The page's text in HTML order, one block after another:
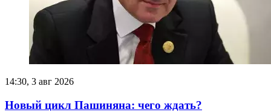
14:30, 3 авг 2026
Новый цикл Пашиняна: чего ждать?